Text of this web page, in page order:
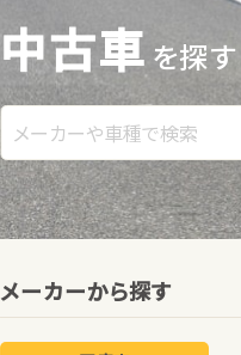
中古車 を探す
メーカーから探す